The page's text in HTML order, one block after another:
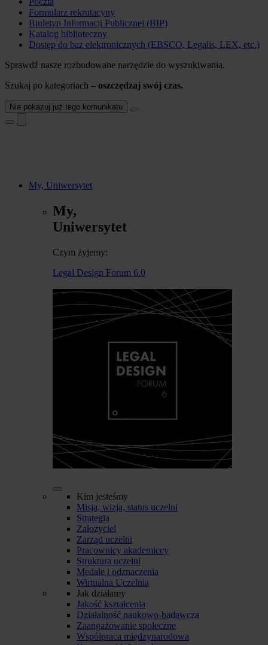
Formularz rekrutacyny
Biuletyn Informacji Publicznej (BIP)
Katalog biblioteczny
Dostęp do baz elektronicznych (EBSCO, Legalis, LEX, etc.)
Sprawdź nasze rozbudowane narzędzie do wyszukiwania.
Szukaj po kategoriach – oszczędzaj swój czas.
Nie pokazuj już tego komunikatu
My, Uniwersytet
My,
Uniwersytet
Czym żyjemy:
Legal Design Forum 6.0
Kim jesteśmy
Misja, wizja, status uczelni
Strategia
Założyciel
Zarząd uczelni
Pracownicy akademiccy
Struktura uczelni
Medale i odznaczenia
Wirtualna Uczelnia
Jak działamy
Jakość kształcenia
Działalność naukowo-badawcza
Zaangażowanie społeczne
Współpraca międzynarodowa